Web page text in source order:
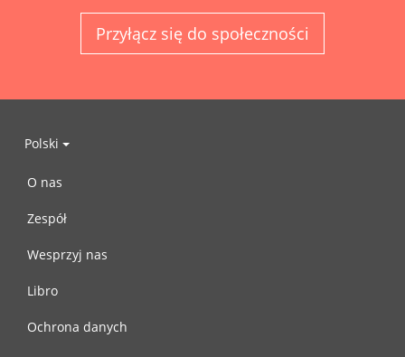
Przyłącz się do społeczności
Polski
O nas
Zespół
Wesprzyj nas
Libro
Ochrona danych